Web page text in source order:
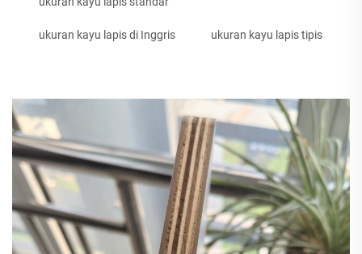
ukuran kayu lapis di Inggris ukuran kayu lapis tipis